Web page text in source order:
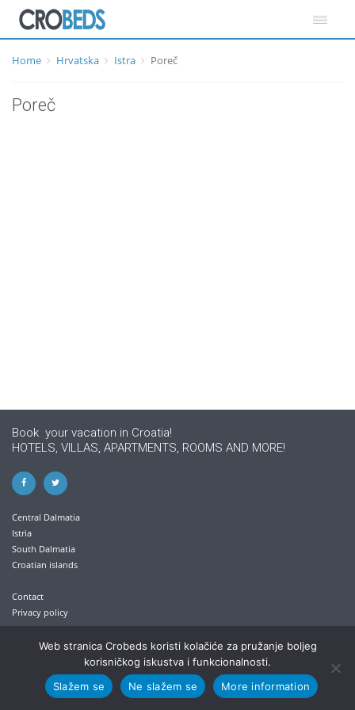
Home Hrvatska Istra Poreč
Poreč
Book your vacation in Croatia!
HOTELS, VILLAS, APARTMENTS, ROOMS AND MORE!
Central Dalmatia
Istria
South Dalmatia
Croatian islands
Contact
Privacy policy
+385 21 613 711
info@crobeds.com
Kralja Petra Krešimira IV. 30/1 , 21300 Makarska, Croatia
Web stranica Crobeds koristi kolačiće za pružanje boljeg
korisničkog iskustva i funkcionalnosti.
Slažem se
Ne slažem se More information